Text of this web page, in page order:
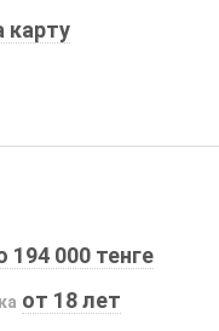
карту
194 000 тенге
от 18 лет